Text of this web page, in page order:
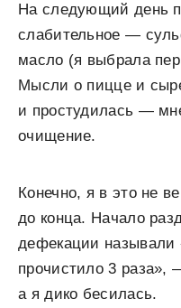
На следующий день
слабительное —
масло (я выбрала
Мысли о пицце и
и простудилась —
очищение.
Конечно, я в это не
до конца. Начало
дефекации называли
прочистило 3 раза»,
а я дико бесилась.